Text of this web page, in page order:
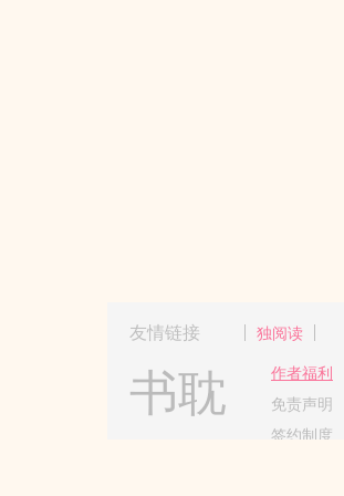
友情链接 独阅读
书耽
作者福利
免责声明
签约制度